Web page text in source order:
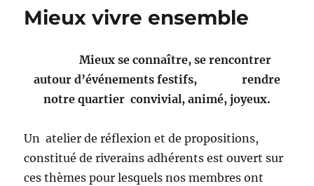
Mieux vivre ensemble
Mieux se connaître, se rencontrer
autour d’événements festifs, rendre
notre quartier convivial, animé, joyeux.
Un atelier de réflexion et de propositions,
constitué de riverains adhérents est ouvert sur
ces thèmes pour lesquels nos membres ont